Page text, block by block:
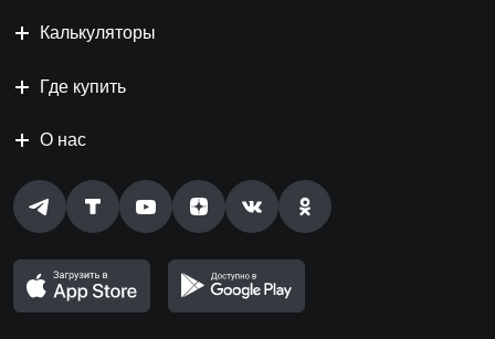
Калькуляторы
Где купить
О нас